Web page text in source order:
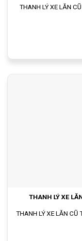
THANH LÝ XE LĂN
THANH LÝ XE
THANH LÝ XE LĂN